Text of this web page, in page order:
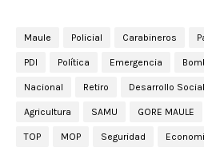
Maule Policial Carabineros
PDI Política Emergencia
Nacional Retiro Desarrollo Social
Agricultura SAMU GORE MAULE
TOP MOP Seguridad